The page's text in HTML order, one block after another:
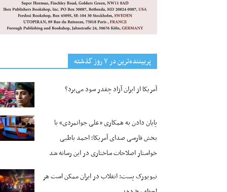
پربیننده‌ترین‌ در ۷ روز گذشته
آمریکا از ایران آزاد چقدر سود می‌برد؟
پایان دادن به همکاری «علی جوانمردی» با
بخش فارسی صدای آمریکا؛ احمد باطبی
خواستار اصلاحات ساختاری در این رسانه شد
نیویورک پست: انقلاب در ایران ممکن است هر